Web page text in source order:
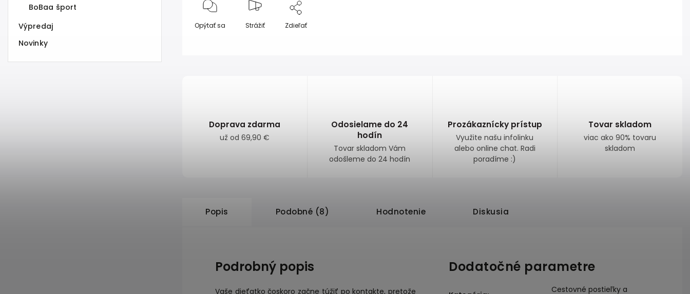
BoBaa šport
Výpredaj
Novinky
Opýtať sa Strážiť Zdieľať
Doprava zdarma
už od 69,90 €
Odosielame do 24
hodín
Tovar skladom Vám
odošleme do 24 hodín
Prozákaznícky prístup
Využite našu infolinku
alebo online chat. Radi
poradíme :)
Tovar skladom
viac ako 90% tovaru
skladom
Popis Podobné (8) Hodnotenie Diskusia
Podrobný popis
Vaše dieťatko čoskoro začne túžiť po kontakte, pretože
Dodatočné parametre
Cestovné postieľky a